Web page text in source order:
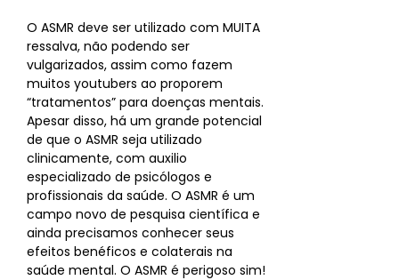
O ASMR deve ser utilizado com MUITA
ressalva, não podendo ser
vulgarizados, assim como fazem
muitos youtubers ao proporem
“tratamentos” para doenças mentais.
Apesar disso, há um grande potencial
de que o ASMR seja utilizado
clinicamente, com auxilio
especializado de psicólogos e
profissionais da saúde. O ASMR é um
campo novo de pesquisa científica e
ainda precisamos conhecer seus
efeitos benéficos e colaterais na
saúde mental. O ASMR é perigoso sim!